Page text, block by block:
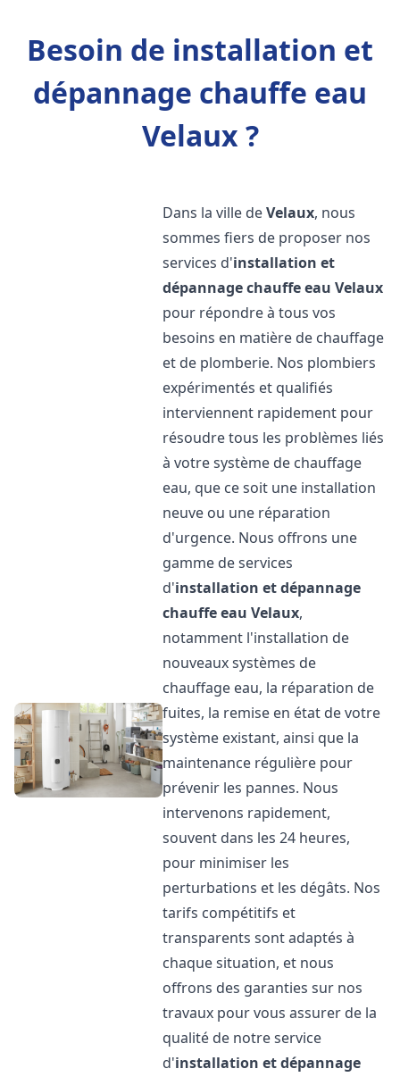
Besoin de installation et
dépannage chauffe eau
Velaux ?
Dans la ville deVelaux, nous
sommes fiers de proposer nos
services d'installation et
dépannage chauffe eau Velaux
pour répondre à tous vos
besoins en matière de chauffage
et de plomberie. Nos plombiers
expérimentés et qualifiés
interviennent rapidement pour
résoudre tous les problèmes liés
à votre système de chauffage
eau, que ce soit une installation
neuve ou une réparation
d'urgence. Nous offrons une
gamme de services
d'installation et dépannage
chauffe eau Velaux,
notamment l'installation de
nouveaux systèmes de
chauffage eau, la réparation de
fuites, la remise en état de votre
système existant, ainsi que la
maintenance régulière pour
prévenir les pannes. Nous
intervenons rapidement,
souvent dans les 24 heures,
pour minimiser les
perturbations et les dégâts. Nos
tarifs compétitifs et
transparents sont adaptés à
chaque situation, et nous
offrons des garanties sur nos
travaux pour vous assurer de la
qualité de notre service
d'installation et dépannage